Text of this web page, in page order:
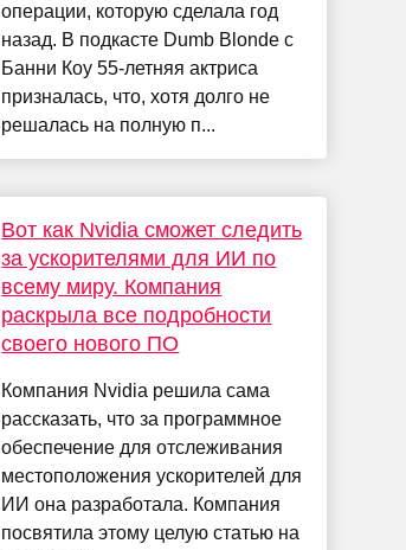
операции, которую сделала год
назад. В подкасте Dumb Blonde с
Банни Коу 55-летняя актриса
призналась, что, хотя долго не
решалась на полную п...
Вот как Nvidia сможет следить
за ускорителями для ИИ по
всему миру. Компания
раскрыла все подробности
своего нового ПО
Компания Nvidia решила сама
рассказать, что за программное
обеспечение для отслеживания
местоположения ускорителей для
ИИ она разработала. Компания
посвятила этому целую статью на